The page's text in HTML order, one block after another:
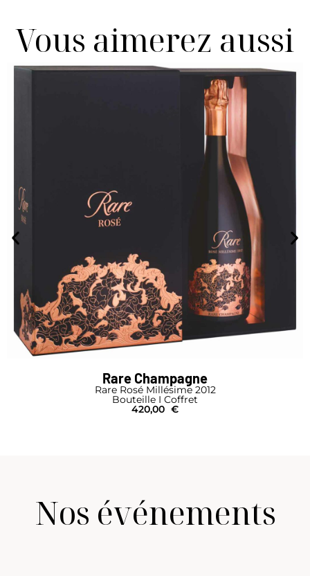
Vous aimerez aussi
Rare Champagne
Rare Rosé Millésime 2012
Bouteille I Coffret
420,00 €
Nos événements